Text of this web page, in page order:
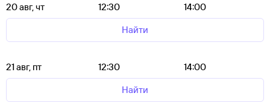
20 авг, чт 12:30
14:00
Найти
21 авг, пт 12:30
14:00
Найти